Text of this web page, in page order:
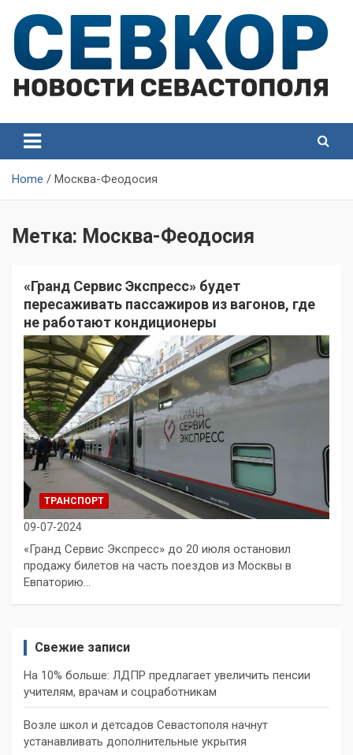
content
Севастополя
Севастополя
Home Москва-Феодосия
Метка: Москва-Феодосия
«Гранд Сервис Экспресс» будет
пересаживать пассажиров из вагонов, где
не работают кондиционеры
ТРАНСПОРТ
09-07-2024
«Гранд Сервис Экспресс» до 20 июля остановил
продажу билетов на часть поездов из Москвы в
Евпаторию…
Свежие записи
На 10% больше: ЛДПР предлагает увеличить пенсии
учителям, врачам и соцработникам
Возле школ и детсадов Севастополя начнут
устанавливать дополнительные укрытия